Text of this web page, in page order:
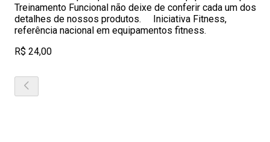
Treinamento Funcional não deixe de conferir cada um dos
detalhes de nossos produtos. Iniciativa Fitness,
referência nacional em equipamentos fitness.
R$ 24,00